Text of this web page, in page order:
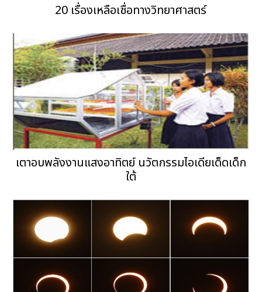
20 เรื่องเหลือเชื่อทางวิทยาศาสตร์
เตาอบพลังงานแสงอาทิตย์ นวัตกรรมไอเดียเด็ดเด็ก
ใต้